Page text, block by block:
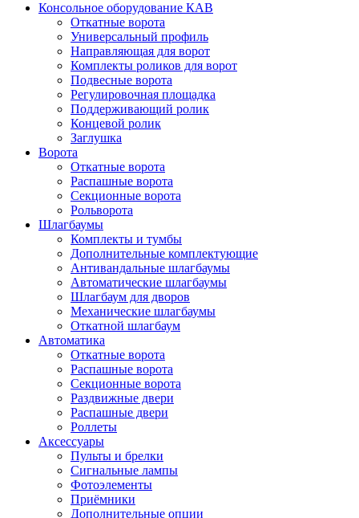
Консольное оборудование КАВ
Откатные ворота
Универсальный профиль
Направляющая для ворот
Комплекты роликов для ворот
Подвесные ворота
Регулировочная площадка
Поддерживающий ролик
Концевой ролик
Заглушка
Ворота
Откатные ворота
Распашные ворота
Секционные ворота
Рольворота
Шлагбаумы
Комплекты и тумбы
Дополнительные комплектующие
Антивандальные шлагбаумы
Автоматические шлагбаумы
Шлагбаум для дворов
Механические шлагбаумы
Откатной шлагбаум
Автоматика
Откатные ворота
Распашные ворота
Секционные ворота
Раздвижные двери
Распашные двери
Роллеты
Аксессуары
Пульты и брелки
Сигнальные лампы
Фотоэлементы
Приёмники
Дополнительные опции